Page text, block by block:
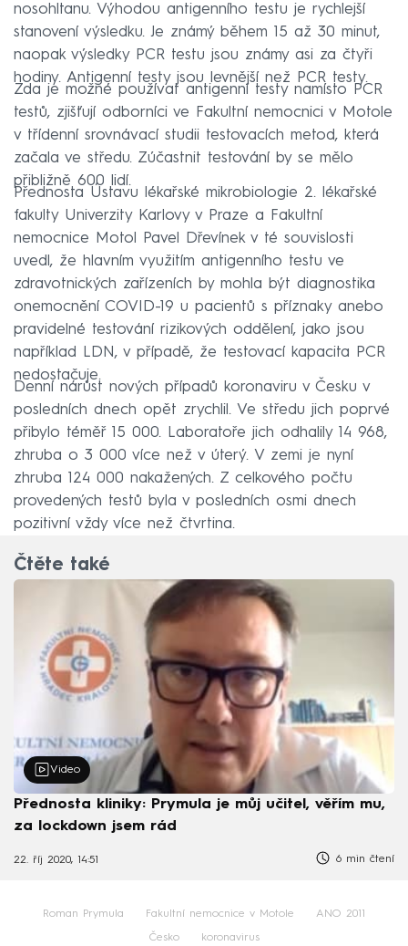
nosohltanu. Výhodou antigenního testu je rychlejší
stanovení výsledku. Je známý během 15 až 30 minut,
naopak výsledky PCR testu jsou známy asi za čtyři
hodiny. Antigenní testy jsou levnější než PCR testy.
Zda je možné používat antigenní testy namísto PCR
testů, zjišťují odborníci ve Fakultní nemocnici v Motole
v třídenní srovnávací studii testovacích metod, která
začala ve středu. Zúčastnit testování by se mělo
přibližně 600 lidí.
Přednosta Ústavu lékařské mikrobiologie 2. lékařské
fakulty Univerzity Karlovy v Praze a Fakultní
nemocnice Motol Pavel Dřevínek v té souvislosti
uvedl, že hlavním využitím antigenního testu ve
zdravotnických zařízeních by mohla být diagnostika
onemocnění COVID-19 u pacientů s příznaky anebo
pravidelné testování rizikových oddělení, jako jsou
například LDN, v případě, že testovací kapacita PCR
nedostačuje.
Denní nárůst nových případů koronaviru v Česku v
posledních dnech opět zrychlil. Ve středu jich poprvé
přibylo téměř 15 000. Laboratoře jich odhalily 14 968,
zhruba o 3 000 více než v úterý. V zemi je nyní
zhruba 124 000 nakažených. Z celkového počtu
provedených testů byla v posledních osmi dnech
pozitivní vždy více než čtvrtina.
Čtěte také
Video
Přednosta kliniky: Prymula je můj učitel, věřím mu,
za lockdown jsem rád
22. říj 2020, 14:51 6 min čtení
Roman Prymula Fakultní nemocnice v Motole ANO 2011
Česko koronavirus